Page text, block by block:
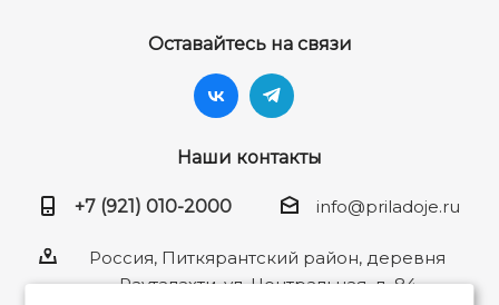
Оставайтесь на связи
Наши контакты
+7 (921) 010-2000 info@priladoje.ru
Россия, Питкярантский район, деревня
Рауталахти, ул. Центральная, д. 84